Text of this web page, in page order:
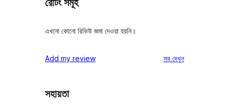
রেটিং সমূহ
এখনো কোনো রিভিউ জমা দেওয়া হয়নি।
Add my review সবরিভিউ
দেখুন
সহায়তা